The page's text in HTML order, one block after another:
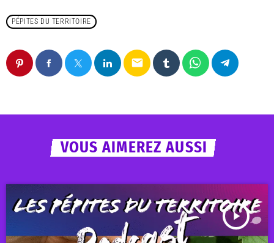
PÉPITES DU TERRITOIRE
email
VOUS AIMEREZ AUSSI
play_arrow